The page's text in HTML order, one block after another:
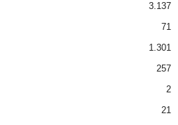
3.137
71
1.301
257
2
21